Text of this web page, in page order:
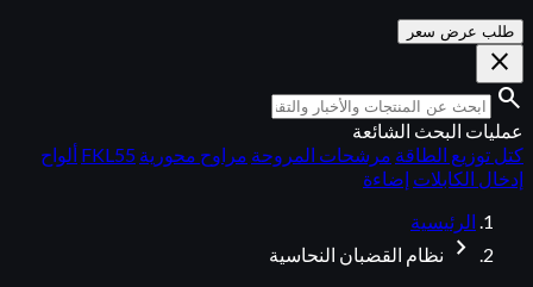
طلب عرض سعر
close
search
عمليات البحث الشائعة
كتل توزيع الطاقة مرشحات المروحة مراوح محورية FKL55 ألواح
إدخال الكابلات إضاءة
الرئيسية
chevron_right نظام القضبان النحاسية